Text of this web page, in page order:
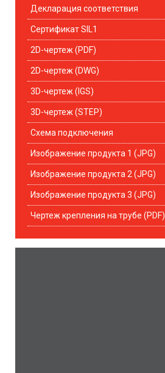
Декларация соответствия
Сертификат SIL1
2D-чертеж (PDF)
2D-чертеж (DWG)
3D-чертеж (IGS)
3D-чертеж (STEP)
Схема подключения
Изображение продукта 1 (JPG)
Изображение продукта 2 (JPG)
Изображение продукта 3 (JPG)
Чертеж крепления на трубе (PDF)